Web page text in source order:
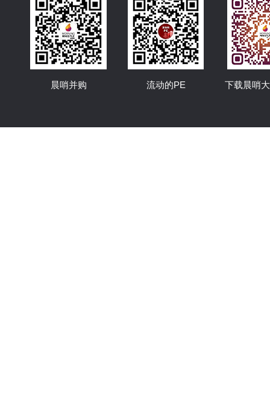
晨哨并购 流动的PE 下载晨哨